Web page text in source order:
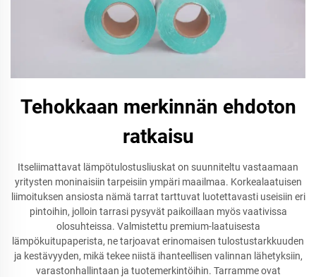
Tehokkaan merkinnän ehdoton
ratkaisu
Itseliimattavat lämpötulostusliuskat on suunniteltu vastaamaan
yritysten moninaisiin tarpeisiin ympäri maailmaa. Korkealaatuisen
liimoituksen ansiosta nämä tarrat tarttuvat luotettavasti useisiin eri
pintoihin, jolloin tarrasi pysyvät paikoillaan myös vaativissa
olosuhteissa. Valmistettu premium-laatuisesta
lämpökuitupaperista, ne tarjoavat erinomaisen tulostustarkkuuden
ja kestävyyden, mikä tekee niistä ihanteellisen valinnan lähetyksiin,
varastonhallintaan ja tuotemerkintöihin. Tarramme ovat